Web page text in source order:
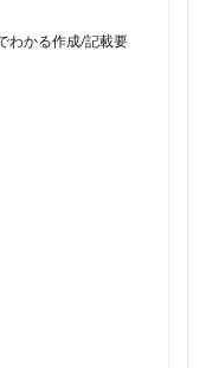
わかる作成/記載要